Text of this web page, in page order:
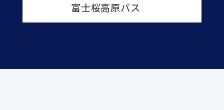
富士桜高原バス